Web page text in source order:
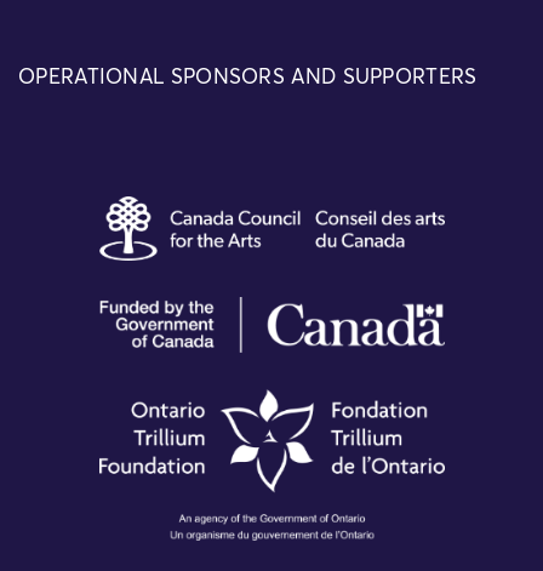
OPERATIONAL SPONSORS AND SUPPORTERS